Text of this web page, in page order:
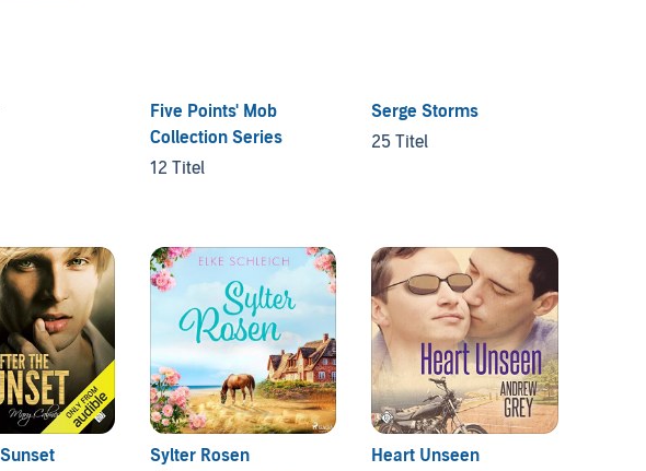
Five Points' Mob
Collection Series
12 Titel
Serge Storms
25 Titel
Sylter Rosen
Heart Unseen